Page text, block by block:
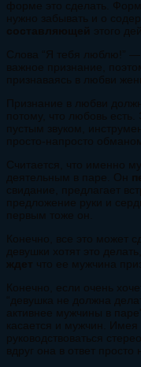
форме это сделать.
нужно забывать и о
составляющей
этого
Слова “Я тебя люблю!” —
важное признание,
признаваясь в любви
Признание в любви
потому, что любовь
пустым звуком,
просто-напросто
Считается, что именно
деятельным в паре. Он
свидание, предлагает
предложение руки и
первым тоже он.
Конечно, все это может
девушки хотят это
ждет
что ее мужчина
Конечно, если очень
“девушка не должна
активнее мужчины в
касается и мужчин.
руководствоваться
вдруг она в ответ